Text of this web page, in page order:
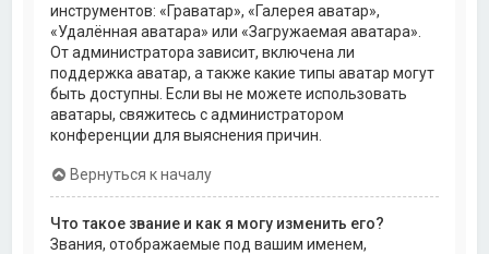
инструментов: «Граватар», «Галерея аватар»,
«Удалённая аватара» или «Загружаемая аватара».
От администратора зависит, включена ли
поддержка аватар, а также какие типы аватар могут
быть доступны. Если вы не можете использовать
аватары, свяжитесь с администратором
конференции для выяснения причин.
Вернуться к началу
Что такое звание и как я могу изменить его?
Звания, отображаемые под вашим именем,